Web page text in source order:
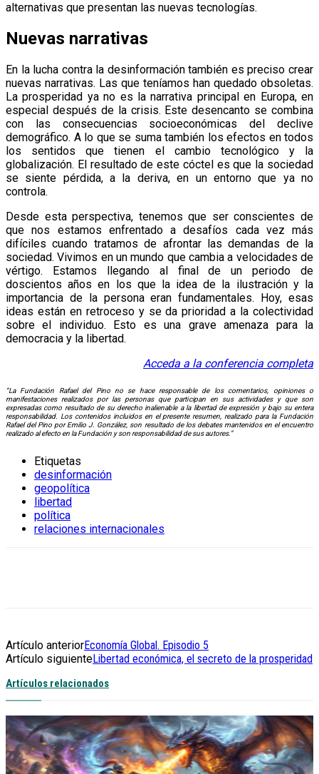
alternativas que presentan las nuevas tecnologías.
Nuevas narrativas
En la lucha contra la desinformación también es preciso crear
nuevas narrativas. Las que teníamos han quedado obsoletas.
La prosperidad ya no es la narrativa principal en Europa, en
especial después de la crisis. Este desencanto se combina
con las consecuencias socioeconómicas del declive
demográfico. A lo que se suma también los efectos en todos
los sentidos que tienen el cambio tecnológico y la
globalización. El resultado de este cóctel es que la sociedad
se siente pérdida, a la deriva, en un entorno que ya no
controla.
Desde esta perspectiva, tenemos que ser conscientes de
que nos estamos enfrentado a desafíos cada vez más
difíciles cuando tratamos de afrontar las demandas de la
sociedad. Vivimos en un mundo que cambia a velocidades de
vértigo. Estamos llegando al final de un periodo de
doscientos años en los que la idea de la ilustración y la
importancia de la persona eran fundamentales. Hoy, esas
ideas están en retroceso y se da prioridad a la colectividad
sobre el individuo. Esto es una grave amenaza para la
democracia y la libertad.
Acceda a la conferencia completa
“La Fundación Rafael del Pino no se hace responsable de los comentarios, opiniones o
manifestaciones realizados por las personas que participan en sus actividades y que son
expresadas como resultado de su derecho inalienable a la libertad de expresión y bajo su entera
responsabilidad. Los contenidos incluidos en el presente resumen, realizado para la Fundación
Rafael del Pino por Emilio J. González, son resultado de los debates mantenidos en el encuentro
realizado al efecto en la Fundación y son responsabilidad de sus autores.”
Etiquetas
desinformación
geopolítica
libertad
política
relaciones internacionales
Artículo anteriorEconomía Global. Episodio 5
Artículo siguienteLibertad económica, el secreto de la prosperidad
Artículos relacionados